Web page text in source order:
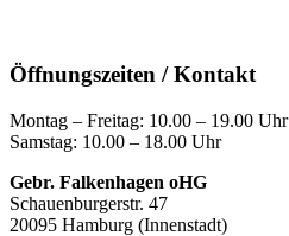
Öffnungszeiten / Kontakt
Montag – Freitag: 10.00 – 19.00 Uhr
Samstag: 10.00 – 18.00 Uhr
Gebr. Falkenhagen oHG
Schauenburgerstr. 47
20095 Hamburg (Innenstadt)